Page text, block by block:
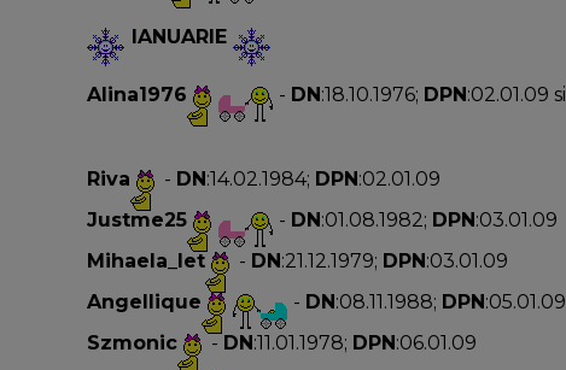
IANUARIE
Alina1976 - DN:18.10.1976; DPN:02.01.09 si
Riva - DN:14.02.1984; DPN:02.01.09
Justme25
- DN:01.08.1982; DPN:03.01.09
Mihaela_let
- DN:21.12.1979; DPN:03.01.09
Angellique
- DN:08.11.1988; DPN:05.01.09
Szmonic
- DN:11.01.1978; DPN:06.01.09